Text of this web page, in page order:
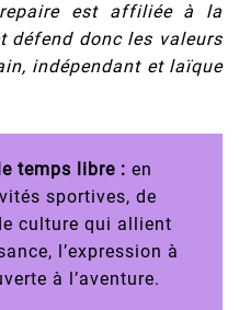
est affiliée à la
défend donc les valeurs
indépendant et laïque
temps libre : en
sportives, de
culture qui allient
l’expression à
à l’aventure.